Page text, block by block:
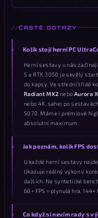
ČASTÉ DOTAZY
Kolik stojí herní PC
Herní sestavy u nás
5 a RTX 3050 je skvělý
do kapsy. Ve střední třídě
Radiant MK2 nebo Aurora
nebo 4K, sahej po
5070. Máme i prémiové
absolutní maximum.
Jak poznám, kolik FPS
U každé herní sestavy
Ukazuje reálný výkon v
dalších. Ne syntetické
60+ FPS = plynulá hra,
Co když si nevím rady s